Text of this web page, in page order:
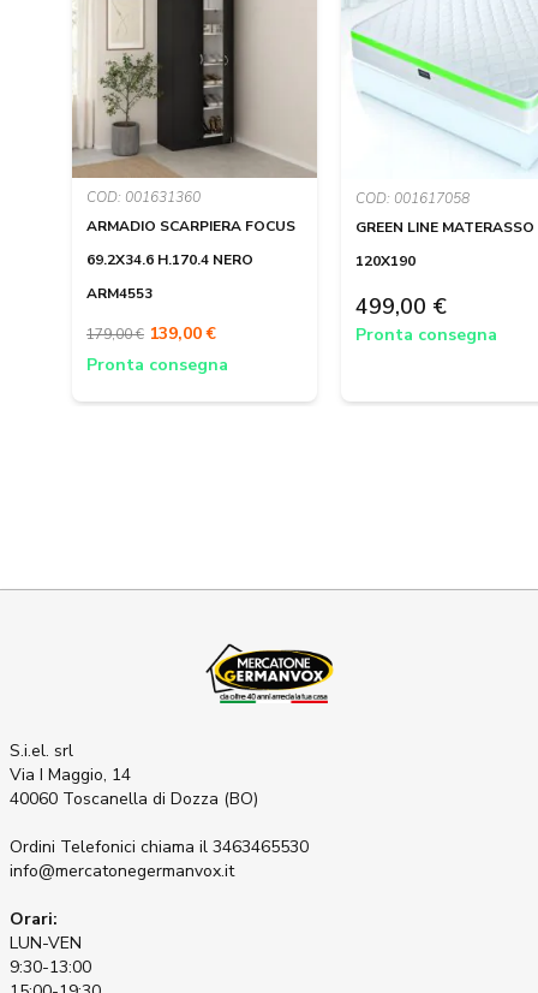
COD: 001631360
ARMADIO SCARPIERA FOCUS
69.2X34.6 H.170.4 NERO
ARM4553
179,00 € 139,00 €
Pronta consegna
COD: 001617058
GREEN LINE MATERASSO
120X190
499,00 €
Pronta consegna
S.i.el. srl
Via I Maggio, 14
40060 Toscanella di Dozza (BO)
Ordini Telefonici chiama il 3463465530
info@mercatonegermanvox.it
Orari:
LUN-VEN
9:30-13:00